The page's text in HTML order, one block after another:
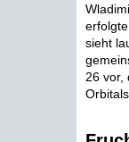
sieht
26 vor,